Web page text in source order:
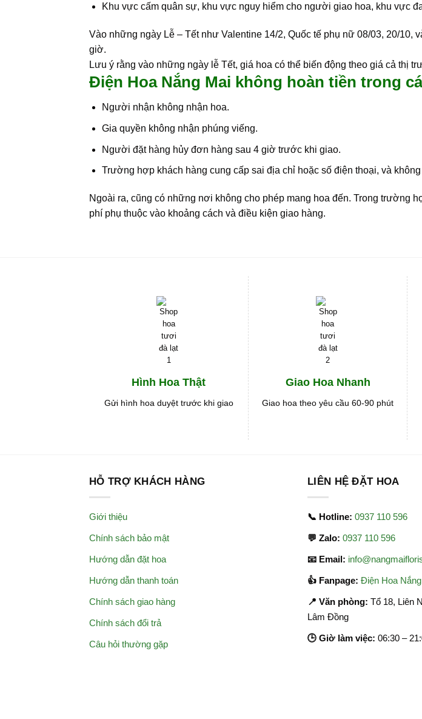
Khu vực cấm quân sự, khu vực nguy hiểm cho người giao hoa, khu vực
Vào những ngày Lễ – Tết như Valentine 14/2, Quốc tế phụ nữ 08/03, 20/10,
giờ.
Lưu ý rằng vào những ngày lễ Tết, giá hoa có thể biến động theo giá cả thị
Điện Hoa Nắng Mai không hoàn tiền trong
Người nhận không nhận hoa.
Gia quyền không nhận phúng viếng.
Người đặt hàng hủy đơn hàng sau 4 giờ trước khi giao.
Trường hợp khách hàng cung cấp sai địa chỉ hoặc số điện thoại, và
Ngoài ra, cũng có những nơi không cho phép mang hoa đến. Trong trường
phí phụ thuộc vào khoảng cách và điều kiện giao hàng.
Hình Hoa Thật
Gửi hình hoa duyệt trước khi giao
Giao Hoa Nhanh
Giao hoa theo yêu cầu 60-90 phút
HỖ TRỢ KHÁCH HÀNG
Giới thiệu
Chính sách bảo mật
Hướng dẫn đặt hoa
Hướng dẫn thanh toán
Chính sách giao hàng
Chính sách đổi trả
Câu hỏi thường gặp
LIÊN HỆ ĐẶT HOA
📞 Hotline: 0937 110 596
💬 Zalo: 0937 110 596
📧 Email:
👍 Fanpage: Điện Hoa
📍 Văn phòng: Tổ 18, Liên
Lâm Đồng
🕒 Giờ làm việc: 06:30 –